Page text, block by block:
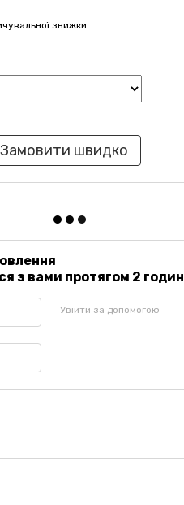
знижки
Замовити швидко
з вами протягом 2 годин
Увійти за допомогою